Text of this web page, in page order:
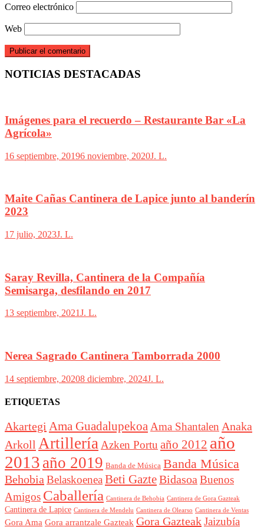
Correo electrónico
Web
NOTICIAS DESTACADAS
Imágenes para el recuerdo – Restaurante Bar «La
Agrícola»
16 septiembre, 20196 noviembre, 2020J. L.
Maite Cañas Cantinera de Lapice junto al banderín
2023
17 julio, 2023J. L.
Saray Revilla, Cantinera de la Compañía
Semisarga, desfilando en 2017
13 septiembre, 2021J. L.
Nerea Sagrado Cantinera Tamborrada 2000
14 septiembre, 20208 diciembre, 2024J. L.
ETIQUETAS
Akartegi Ama GuadalupekoaAma Shantalen Anaka
Arkoll ArtilleríaAzken Portu año 2012 año
2013 año 2019 Banda de Música Banda Música
BehobiaBelaskoeneaBeti GazteBidasoaBuenos
Amigos Caballería Cantinera de Behobia Cantinera de Gora Gazteak
Cantinera de Lapice Cantinera de Mendelu Cantinera de Olearso Cantinera de Ventas
Gora Ama Gora arrantzale Gazteak Gora GazteakJaizubía